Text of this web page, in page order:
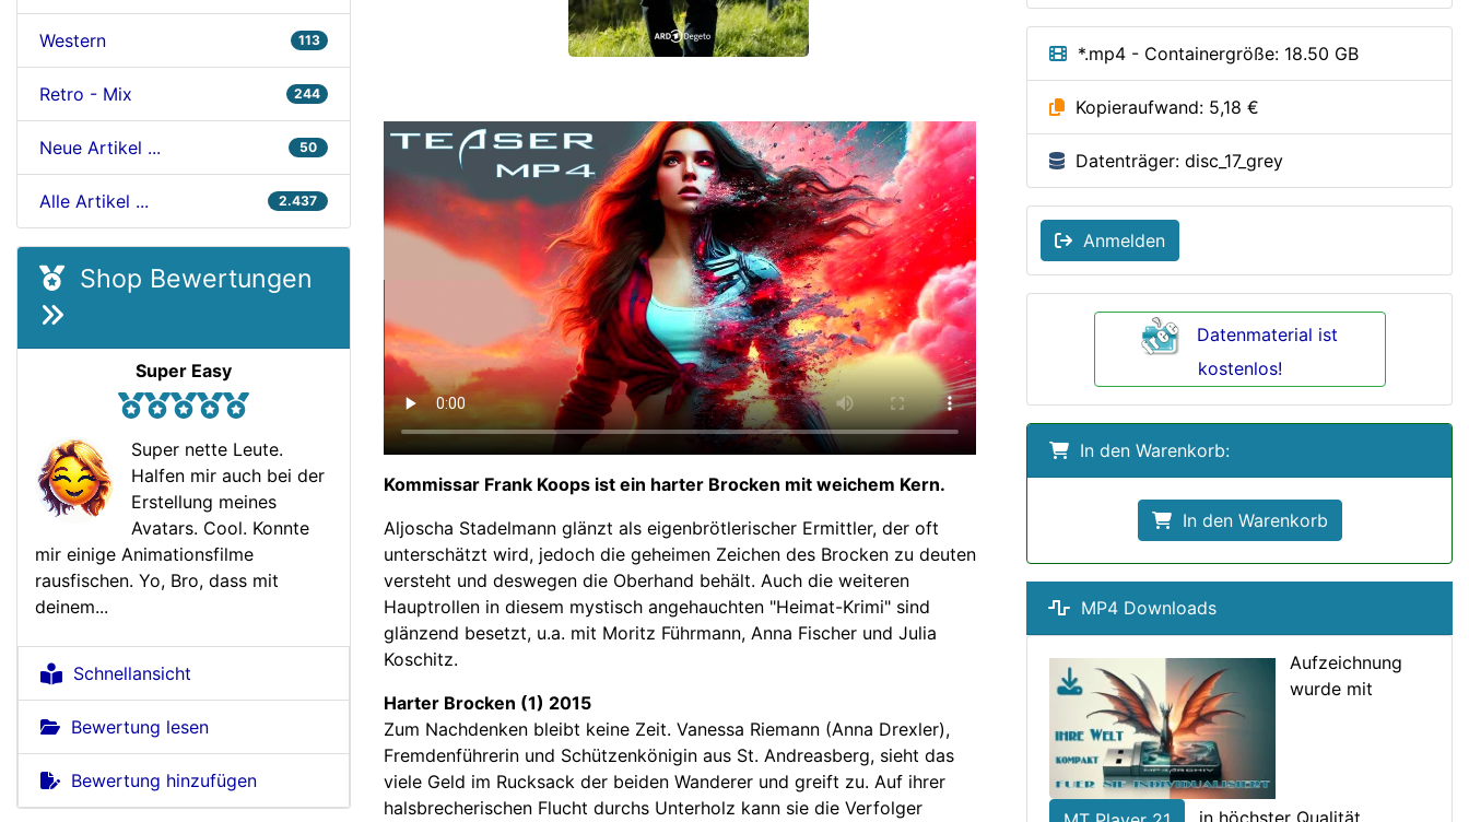
Western 113
Retro - Mix 244
Neue Artikel ... 50
Alle Artikel ... 2.437
Shop Bewertungen
Super Easy
Super nette Leute.
Halfen mir auch bei der
Erstellung meines
Avatars. Cool. Konnte
mir einige Animationsfilme
rausfischen. Yo, Bro, dass mit
deinem...
Schnellansicht
Bewertung lesen
Bewertung hinzufügen
Kommissar Frank Koops ist ein harter Brocken mit weichem Kern.
Aljoscha Stadelmann glänzt als eigenbrötlerischer Ermittler, der oft
unterschätzt wird, jedoch die geheimen Zeichen des Brocken zu deuten
versteht und deswegen die Oberhand behält. Auch die weiteren
Hauptrollen in diesem mystisch angehauchten "Heimat-Krimi" sind
glänzend besetzt, u.a. mit Moritz Führmann, Anna Fischer und Julia
Koschitz.
Harter Brocken (1) 2015
Zum Nachdenken bleibt keine Zeit. Vanessa Riemann (Anna Drexler),
Fremdenführerin und Schützenkönigin aus St. Andreasberg, sieht das
viele Geld im Rucksack der beiden Wanderer und greift zu. Auf ihrer
halsbrecherischen Flucht durchs Unterholz kann sie die Verfolger
*.mp4 - Containergröße: 18.50 GB
Kopieraufwand: 5,18 €
Datenträger: disc_17_grey
Anmelden
Datenmaterial ist
kostenlos!
In den Warenkorb:
In den Warenkorb
MP4 Downloads
Aufzeichnung
wurde mit